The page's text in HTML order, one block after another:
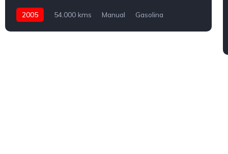
2005 54.000 kms Manual Gasolina